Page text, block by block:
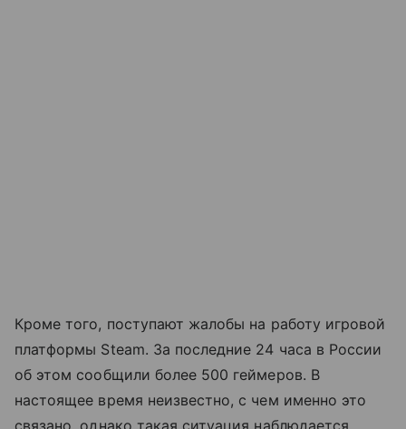
Кроме того, поступают жалобы на работу игровой
платформы Steam. За последние 24 часа в России
об этом сообщили более 500 геймеров. В
настоящее время неизвестно, с чем именно это
связано, однако такая ситуация наблюдается